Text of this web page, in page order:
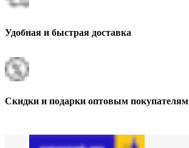
Удобная и быстрая доставка
Скидки и подарки оптовым покупателям